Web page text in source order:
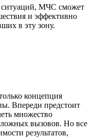
ситуаций, МЧС сможет
и эффективно
в эту зону.
концепция
Впереди предстоит
множество
вызовов. Но все
результатов,